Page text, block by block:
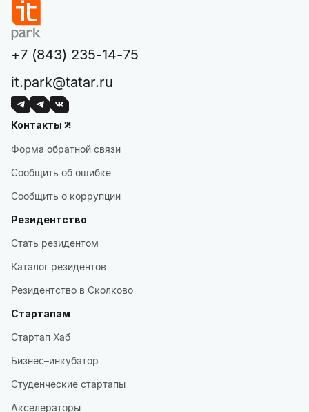
+7 (843) 235-14-75
it.park@tatar.ru
Контакты
Форма обратной связи
Сообщить об ошибке
Сообщить о коррупции
Резидентство
Стать резидентом
Каталог резидентов
Резидентство в Сколково
Стартапам
Стартап Хаб
Бизнес–инкубатор
Студенческие стартапы
Акселераторы